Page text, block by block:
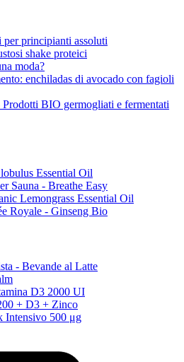
principianti assoluti
shake proteici
moda?
enchiladas di avocado con fagioli
BIO germogliati e fermentati
Essential Oil
Sauna - Breathe Easy
Lemongrass Essential Oil
Royale - Ginseng Bio
- Bevande al Latte
D3 2000 UI
+ D3 + Zinco
Intensivo 500 μg